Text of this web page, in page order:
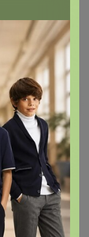
для
Орг. 480,40р
260,80р